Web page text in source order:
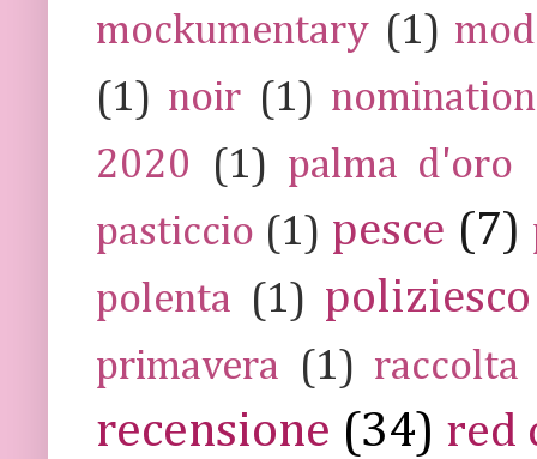
mockumentary (1)
(1) noir (1)
2020
(1) palma d'oro
pasticcio (1) pesce (7)
polenta (1) poliziesco
primavera (1) raccolta
recensione (34) red